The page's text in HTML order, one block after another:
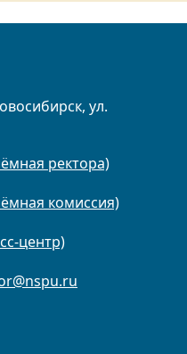
ул.
ректора)
комиссия)
центр)